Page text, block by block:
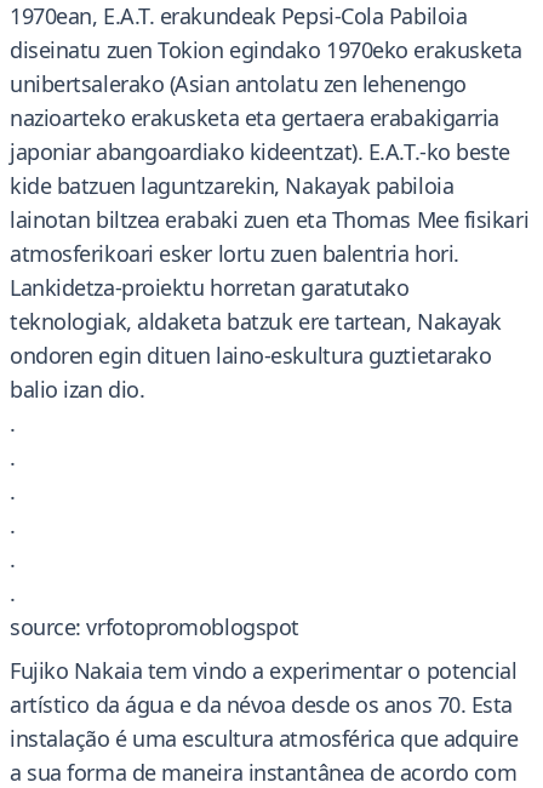
1970ean, E.A.T. erakundeak Pepsi-Cola Pabiloia
diseinatu zuen Tokion egindako 1970eko erakusketa
unibertsalerako (Asian antolatu zen lehenengo
nazioarteko erakusketa eta gertaera erabakigarria
japoniar abangoardiako kideentzat). E.A.T.-ko beste
kide batzuen laguntzarekin, Nakayak pabiloia
lainotan biltzea erabaki zuen eta Thomas Mee fisikari
atmosferikoari esker lortu zuen balentria hori.
Lankidetza-proiektu horretan garatutako
teknologiak, aldaketa batzuk ere tartean, Nakayak
ondoren egin dituen laino-eskultura guztietarako
balio izan dio.
.
.
.
.
.
.
source: vrfotopromoblogspot
Fujiko Nakaia tem vindo a experimentar o potencial
artístico da água e da névoa desde os anos 70. Esta
instalação é uma escultura atmosférica que adquire
a sua forma de maneira instantânea de acordo com